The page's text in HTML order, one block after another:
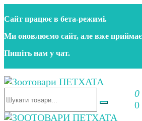
до
контенту
Сайт працює в бета‑режимі.
Ми оновлюємо сайт, але вже
Пишіть нам у чат.
Зоотовари ПЕТХАТА
Зоомагазин для собак та котів |
аксесуари та догляд за
0
0